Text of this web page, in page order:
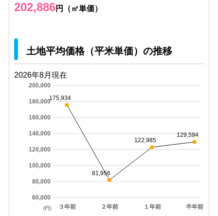
202,886円（㎡単価）
土地平均価格（平米単価）の推移
2026年8月現在
３年前 ２年前 １年前 半年前
60,000
80,000
100,000
120,000
140,000
160,000
180,000
200,000
175,934
81,956
122,985
129,594
(円)